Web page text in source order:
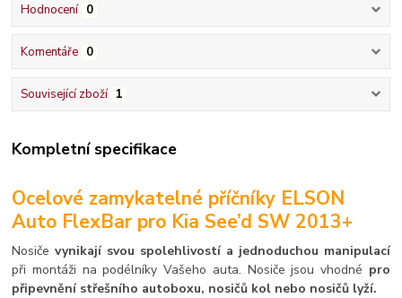
Hodnocení 0
Komentáře 0
Související zboží 1
Kompletní specifikace
Ocelové zamykatelné příčníky ELSON
Auto FlexBar pro Kia See’d SW 2013+
Nosičevynikají svou spolehlivostí a jednoduchou manipulací
při montáži na podélníky Vašeho auta. Nosiče jsou vhodné pro
připevnění střešního autoboxu, nosičů kol nebo nosičů lyží.